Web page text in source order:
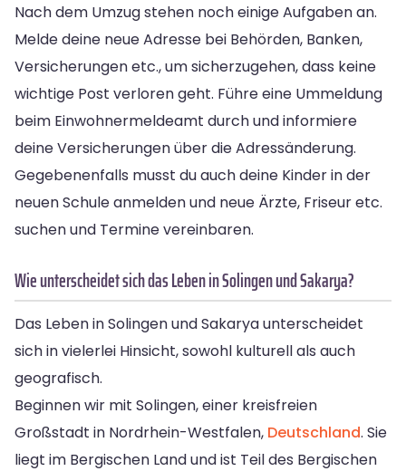
Nach dem Umzug stehen noch einige Aufgaben an.
Melde deine neue Adresse bei Behörden, Banken,
Versicherungen etc., um sicherzugehen, dass keine
wichtige Post verloren geht. Führe eine Ummeldung
beim Einwohnermeldeamt durch und informiere
deine Versicherungen über die Adressänderung.
Gegebenenfalls musst du auch deine Kinder in der
neuen Schule anmelden und neue Ärzte, Friseur etc.
suchen und Termine vereinbaren.
Wie unterscheidet sich das Leben in Solingen und Sakarya?
Das Leben in Solingen und Sakarya unterscheidet
sich in vielerlei Hinsicht, sowohl kulturell als auch
geografisch.
Beginnen wir mit Solingen, einer kreisfreien
Großstadt in Nordrhein-Westfalen, Deutschland. Sie
liegt im Bergischen Land und ist Teil des Bergischen